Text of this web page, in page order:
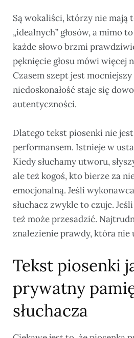
Są wokaliści, którzy nie mają
„idealnych” głosów, a mimo
każde słowo brzmi
pęknięcie głosu mówi więcej
Czasem szept jest
niedoskonałość staje się
autentyczności.
Dlatego tekst piosenki nie
performansem. Istnieje w
Kiedy słuchamy utworu,
ale też kogoś, kto bierze za
emocjonalną. Jeśli
słuchacz zwykle to czuje.
też może przesadzić.
znalezienie prawdy, która nie
Tekst piosenki
prywatny
słuchacza